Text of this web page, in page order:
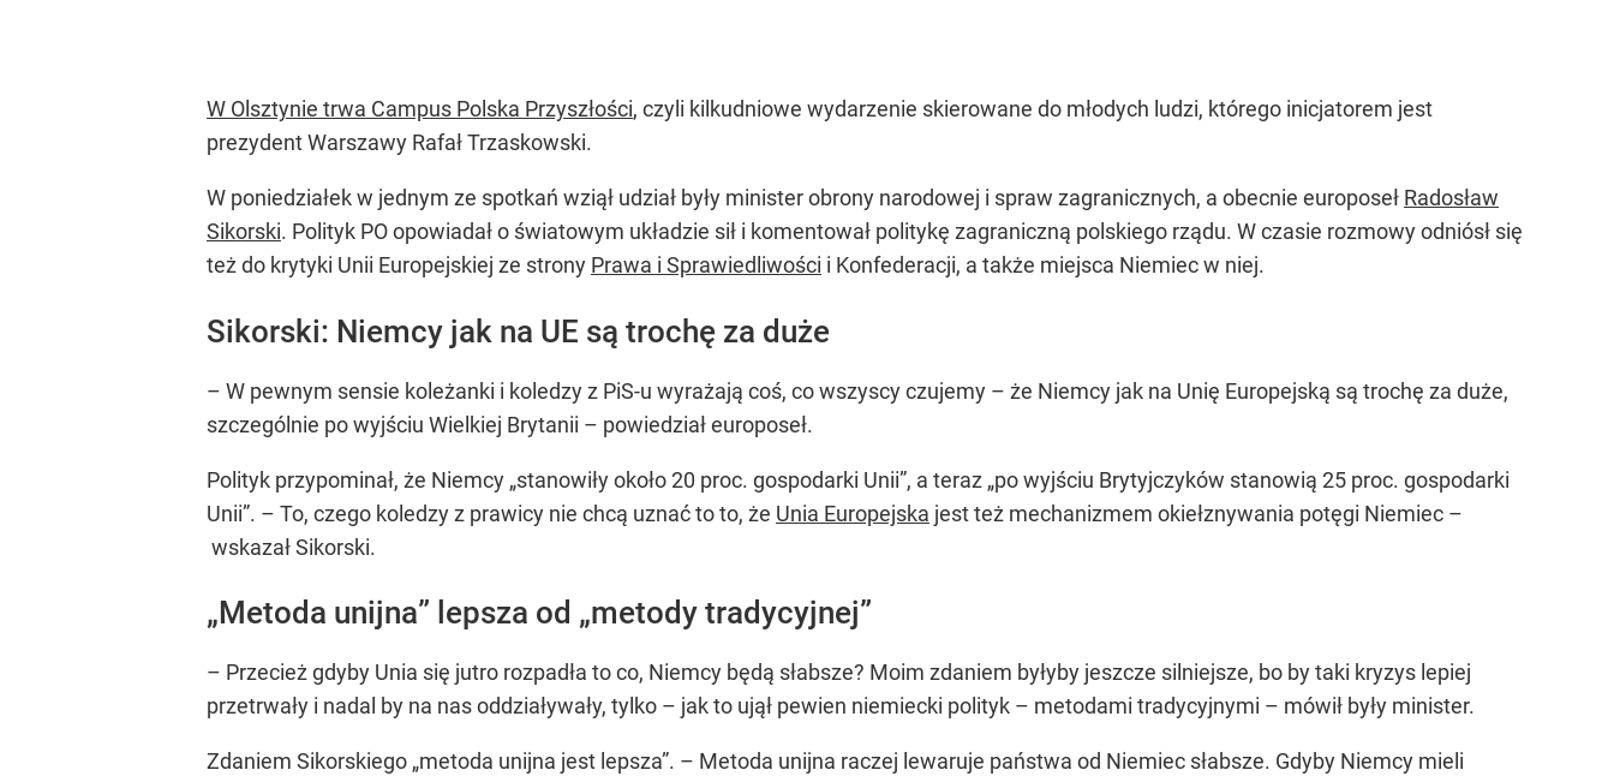
W Olsztynie trwa Campus Polska Przyszłości, czyli kilkudniowe wydarzenie skierowane do młodych ludzi, którego inicjatorem jest
prezydent Warszawy Rafał Trzaskowski.
W poniedziałek w jednym ze spotkań wziął udział były minister obrony narodowej i spraw zagranicznych, a obecnie europoseł Radosław
Sikorski. Polityk PO opowiadał o światowym układzie sił i komentował politykę zagraniczną polskiego rządu. W czasie rozmowy odniósł się
też do krytyki Unii Europejskiej ze strony Prawa i Sprawiedliwości i Konfederacji, a także miejsca Niemiec w niej.
Sikorski: Niemcy jak na UE są trochę za duże
– W pewnym sensie koleżanki i koledzy z PiS-u wyrażają coś, co wszyscy czujemy – że Niemcy jak na Unię Europejską są trochę za duże,
szczególnie po wyjściu Wielkiej Brytanii – powiedział europoseł.
Polityk przypominał, że Niemcy „stanowiły około 20 proc. gospodarki Unii”, a teraz „po wyjściu Brytyjczyków stanowią 25 proc. gospodarki
Unii”. – To, czego koledzy z prawicy nie chcą uznać to to, że Unia Europejska jest też mechanizmem okiełznywania potęgi Niemiec –
wskazał Sikorski.
„Metoda unijna” lepsza od „metody tradycyjnej”
– Przecież gdyby Unia się jutro rozpadła to co, Niemcy będą słabsze? Moim zdaniem byłyby jeszcze silniejsze, bo by taki kryzys lepiej
przetrwały i nadal by na nas oddziaływały, tylko – jak to ujął pewien niemiecki polityk – metodami tradycyjnymi – mówił były minister.
Zdaniem Sikorskiego „metoda unijna jest lepsza”. – Metoda unijna raczej lewaruje państwa od Niemiec słabsze. Gdyby Niemcy mieli